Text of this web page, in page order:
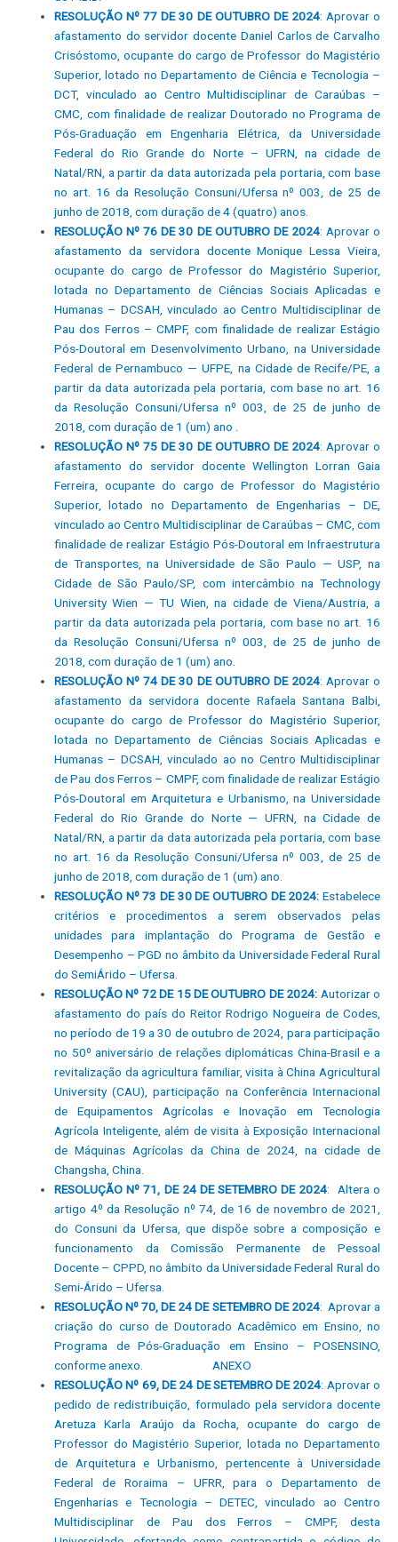
RESOLUÇÃO Nº 77 DE 30 DE OUTUBRO DE 2024: Aprovar o
afastamento do servidor docente Daniel Carlos de Carvalho
Crisóstomo, ocupante do cargo de Professor do Magistério
Superior, lotado no Departamento de Ciência e Tecnologia –
DCT, vinculado ao Centro Multidisciplinar de Caraúbas –
CMC, com finalidade de realizar Doutorado no Programa de
Pós-Graduação em Engenharia Elétrica, da Universidade
Federal do Rio Grande do Norte – UFRN, na cidade de
Natal/RN, a partir da data autorizada pela portaria, com base
no art. 16 da Resolução Consuni/Ufersa nº 003, de 25 de
junho de 2018, com duração de 4 (quatro) anos.
RESOLUÇÃO Nº 76 DE 30 DE OUTUBRO DE 2024: Aprovar o
afastamento da servidora docente Monique Lessa Vieira,
ocupante do cargo de Professor do Magistério Superior,
lotada no Departamento de Ciências Sociais Aplicadas e
Humanas – DCSAH, vinculado ao Centro Multidisciplinar de
Pau dos Ferros – CMPF, com finalidade de realizar Estágio
Pós-Doutoral em Desenvolvimento Urbano, na Universidade
Federal de Pernambuco — UFPE, na Cidade de Recife/PE, a
partir da data autorizada pela portaria, com base no art. 16
da Resolução Consuni/Ufersa nº 003, de 25 de junho de
2018, com duração de 1 (um) ano .
RESOLUÇÃO Nº 75 DE 30 DE OUTUBRO DE 2024: Aprovar o
afastamento do servidor docente Wellington Lorran Gaia
Ferreira, ocupante do cargo de Professor do Magistério
Superior, lotado no Departamento de Engenharias – DE,
vinculado ao Centro Multidisciplinar de Caraúbas – CMC, com
finalidade de realizar Estágio Pós-Doutoral em Infraestrutura
de Transportes, na Universidade de São Paulo — USP, na
Cidade de São Paulo/SP, com intercâmbio na Technology
University Wien — TU Wien, na cidade de Viena/Austria, a
partir da data autorizada pela portaria, com base no art. 16
da Resolução Consuni/Ufersa nº 003, de 25 de junho de
2018, com duração de 1 (um) ano.
RESOLUÇÃO Nº 74 DE 30 DE OUTUBRO DE 2024: Aprovar o
afastamento da servidora docente Rafaela Santana Balbi,
ocupante do cargo de Professor do Magistério Superior,
lotada no Departamento de Ciências Sociais Aplicadas e
Humanas – DCSAH, vinculado ao no Centro Multidisciplinar
de Pau dos Ferros – CMPF, com finalidade de realizar Estágio
Pós-Doutoral em Arquitetura e Urbanismo, na Universidade
Federal do Rio Grande do Norte — UFRN, na Cidade de
Natal/RN, a partir da data autorizada pela portaria, com base
no art. 16 da Resolução Consuni/Ufersa nº 003, de 25 de
junho de 2018, com duração de 1 (um) ano.
RESOLUÇÃO Nº 73 DE 30 DE OUTUBRO DE 2024: Estabelece
critérios e procedimentos a serem observados pelas
unidades para implantação do Programa de Gestão e
Desempenho – PGD no âmbito da Universidade Federal Rural
do SemiÁrido – Ufersa.
RESOLUÇÃO Nº 72 DE 15 DE OUTUBRO DE 2024: Autorizar o
afastamento do país do Reitor Rodrigo Nogueira de Codes,
no período de 19 a 30 de outubro de 2024, para participação
no 50º aniversário de relações diplomáticas China-Brasil e a
revitalização da agricultura familiar, visita à China Agricultural
University (CAU), participação na Conferência Internacional
de Equipamentos Agrícolas e Inovação em Tecnologia
Agrícola Inteligente, além de visita à Exposição Internacional
de Máquinas Agrícolas da China de 2024, na cidade de
Changsha, China.
RESOLUÇÃO Nº 71, DE 24 DE SETEMBRO DE 2024: Altera o
artigo 4º da Resolução nº 74, de 16 de novembro de 2021,
do Consuni da Ufersa, que dispõe sobre a composição e
funcionamento da Comissão Permanente de Pessoal
Docente – CPPD, no âmbito da Universidade Federal Rural do
Semi-Árido – Ufersa.
RESOLUÇÃO Nº 70, DE 24 DE SETEMBRO DE 2024: Aprovar a
criação do curso de Doutorado Acadêmico em Ensino, no
Programa de Pós-Graduação em Ensino – POSENSINO,
conforme anexo.
ANEXO
RESOLUÇÃO Nº 69, DE 24 DE SETEMBRO DE 2024: Aprovar o
pedido de redistribuição, formulado pela servidora docente
Aretuza Karla Araújo da Rocha, ocupante do cargo de
Professor do Magistério Superior, lotada no Departamento
de Arquitetura e Urbanismo, pertencente à Universidade
Federal de Roraima – UFRR, para o Departamento de
Engenharias e Tecnologia – DETEC, vinculado ao Centro
Multidisciplinar de Pau dos Ferros – CMPF, desta